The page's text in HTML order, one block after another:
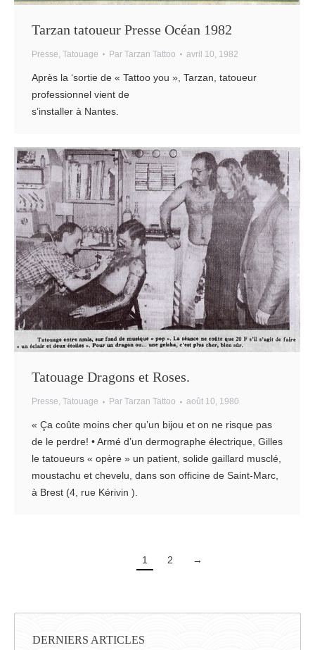
Tarzan tatoueur Presse Océan 1982
Presse Tatouage Par Tarzan Tattoo avril 10, 1982
Après la ‘sortie de « Tattoo you », Tarzan, tatoueur
professionnel vient de
s’installer à Nantes.
Tatouage Dragons et Roses.
Presse, Tatouage Par Tarzan Tattoo août 10, 1980
« Ça coûte moins cher qu’un bijou et on ne risque pas
de le perdre! • Armé d’un dermographe électrique, Gilles
le tatoueurs « opère » un patient, solide gaillard musclé,
moustachu et chevelu, dans son officine de Saint-Marc,
à Brest (4, rue Kérivin ).
1 2 →
DERNIERS ARTICLES